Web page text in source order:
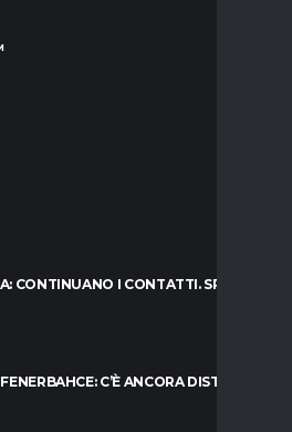
CONTINUANO I CONTATTI. SPUNTA
C’È ANCORA DISTANZA